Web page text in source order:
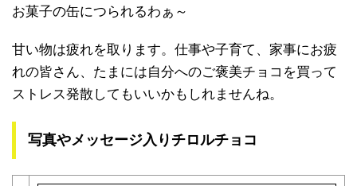
お菓子の缶につられるわぁ～
甘い物は疲れを取ります。仕事や子育て、家事にお疲
れの皆さん、たまには自分へのご褒美チョコを買って
ストレス発散してもいいかもしれませんね。
写真やメッセージ入りチロルチョコ